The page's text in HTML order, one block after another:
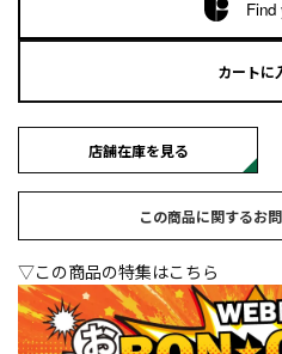
Find
カートに
店舗在庫を見る
この商品に関するお
▽この商品の特集はこちら